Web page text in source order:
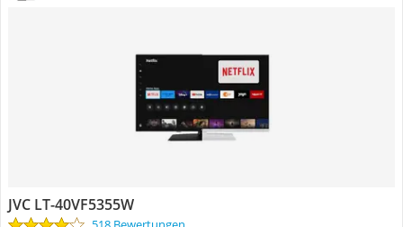
JVC LT-40VF5355W